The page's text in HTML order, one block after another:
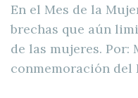
En el Mes de la
brechas que aún
de las mujeres. Por:
conmemoración